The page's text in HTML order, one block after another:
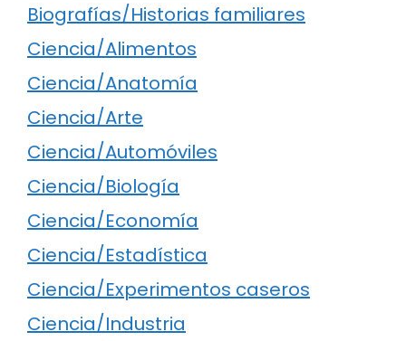
Biografías/Historias familiares
Ciencia/Alimentos
Ciencia/Anatomía
Ciencia/Arte
Ciencia/Automóviles
Ciencia/Biología
Ciencia/Economía
Ciencia/Estadística
Ciencia/Experimentos caseros
Ciencia/Industria